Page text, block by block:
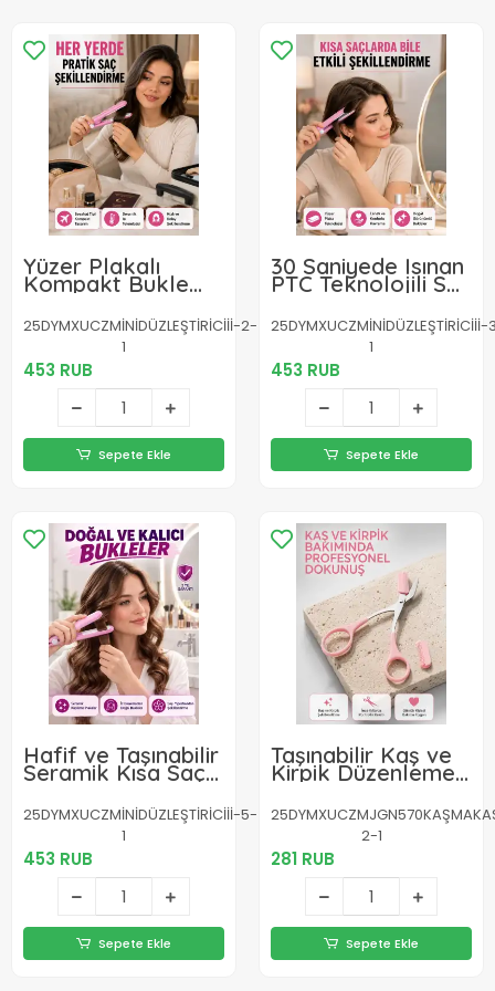
Yüzer Plakalı
Kompakt Bukle
Maşası – Elastik
Tutuculu, Saç
Dostu Profesyonel
Tasarım Yeni Nesil
25DYMXUCZMİNİDÜZLEŞTİRİCİİİ-2-
1
453 RUB
Sepete Ekle
30 Saniyede Isınan
PTC Teknolojili Saç
Şekillendirici –
Sabit Isı Kontrollü,
Hızlı Performans
Yeni Nesil1
453 RUB
Sepete Ekle
Hafif ve Taşınabilir
Seramik Kısa Saç
Maşası – Seyahate
Uygun Ergonomik
ve Güvenli Tasarım
Yeni Nesil
25DYMXUCZMİNİDÜZLEŞTİRİCİİİ-5-
1
453 RUB
Sepete Ekle
Taşınabilir Kaş ve
Kirpik Düzenleme
Makası –
Ergonomik
Tasarım Yeni Nesil
2-1
281 RUB
Sepete Ekle